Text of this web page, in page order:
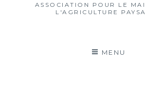
ASSOCIATION POUR LE
L'AGRICULTURE
MENU